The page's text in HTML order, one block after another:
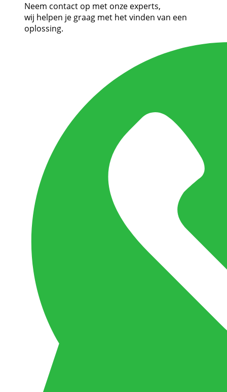
Neem contact op met onze experts,
wij helpen je graag met het vinden van een
oplossing.